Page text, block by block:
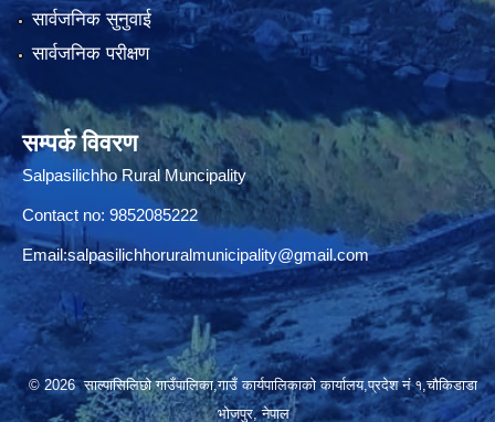
सार्वजनिक सुनुवाई
सार्वजनिक परीक्षण
सम्पर्क विवरण
Salpasilichho Rural Muncipality
Contact no: 9852085222
Email:salpasilichhoruralmunicipality@gmail.com
© 2026 साल्पासिलिछो गाउँपालिका,गाउँ कार्यपालिकाको कार्यालय,प्रदेश नं १,चौकिडाडा
भोजपुर, नेपाल